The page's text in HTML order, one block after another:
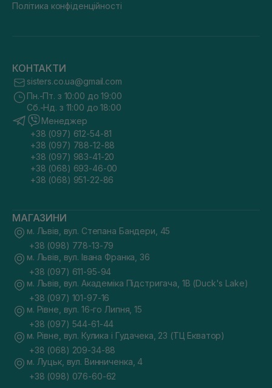
Політика конфіденційності
КОНТАКТИ
sisters.co.ua@gmail.com
Пн.-Пт. з 10:00 до 19:00
Сб.-Нд. з 11:00 до 18:00
Менеджер
+38 (097) 612-54-81
+38 (097) 788-12-88
+38 (097) 983-41-20
+38 (068) 693-46-00
+38 (068) 951-22-86
МАГАЗИНИ
м. Львів, вул. Степана Бандери, 45
+38 (098) 778-13-79
м. Львів, вул. Івана Франка, 36
+38 (097) 611-95-94
м. Львів, вул. Академіка Підстригача, 1В (Duck's Lake)
+38 (097) 101-97-16
м. Рівне, вул. 16-го Липня, 15
+38 (097) 544-61-44
м. Рівне, вул. Кулика і Гудачека, 23 (ТЦ Екватор)
+38 (068) 209-34-88
м. Луцьк, вул. Винниченка, 4
+38 (098) 076-60-62